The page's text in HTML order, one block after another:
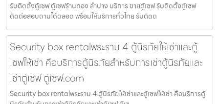
รับติดตั้งตู้เซฟ ตู้เซฟร้านทอง ลำปาง บริการ ขายตู้เซฟ รับติดตั้งตู้เซฟ
ติดต่อสอบถามได้ตลอด พร้อมให้บริการทั่วไทย รับติดต
Security box rentalพระราม 4 ตู้นิรภัยให้เช่าและตู้
เซฟให้เช่า คือบริการตู้นิรภัยสำหรับการเช่าตู้นิรภัยและ
เช่าตู้เซฟ ตู้เซฟ.com
Security box rentalพระราม 4 ตู้นิรภัยให้เช่าและตู้เซฟให้เช่า คือบริการตู้